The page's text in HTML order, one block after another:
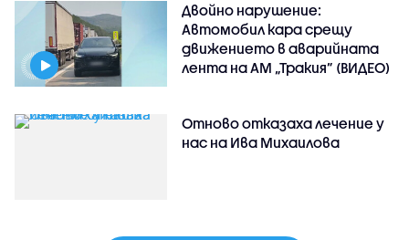
Двойно нарушение:
Автомобил кара срещу
движението в аварийната
лента на АМ „Тракия” (ВИДЕО)
Отново отказаха лечение у
нас на Ива Михаилова